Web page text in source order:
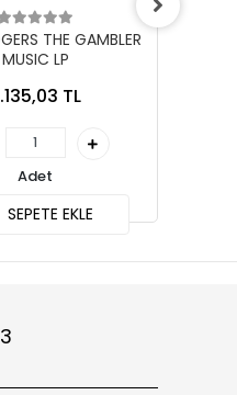
THE GAMBLER
MUSIC LP
TL
Adet
SEPETE EKLE